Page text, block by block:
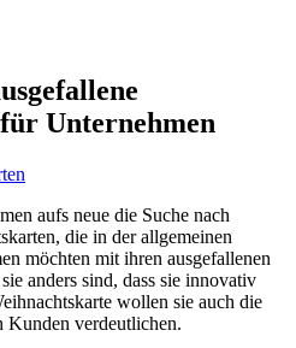
Unternehmen
aufs neue die Suche nach
die in der allgemeinen
möchten mit ihren ausgefallenen
anders sind, dass sie innovativ
wollen sie auch die
Kunden verdeutlichen.